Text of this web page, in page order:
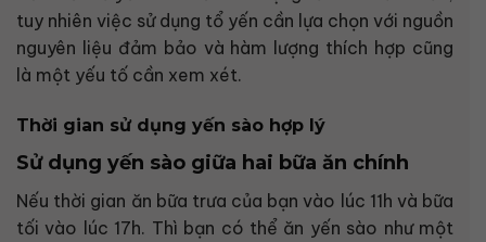
tuy nhiên việc sử dụng tổ yến cần lựa chọn với nguồn
nguyên liệu đảm bảo và hàm lượng thích hợp cũng
là một yếu tố cần xem xét.
Thời gian sử dụng yến sào hợp lý
Sử dụng yến sào giữa hai bữa ăn chính
Nếu thời gian ăn bữa trưa của bạn vào lúc 11h và bữa
tối vào lúc 17h. Thì bạn có thể ăn yến sào như một